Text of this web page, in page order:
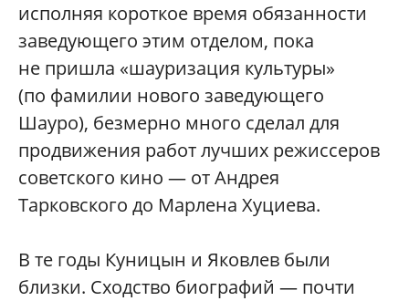
исполняя короткое время обязанности
заведующего этим отделом, пока
не пришла «шауризация культуры»
(по фамилии нового заведующего
Шауро), безмерно много сделал для
продвижения работ лучших режиссеров
советского кино — от Андрея
Тарковского до Марлена Хуциева.
В те годы Куницын и Яковлев были
близки. Сходство биографий — почти